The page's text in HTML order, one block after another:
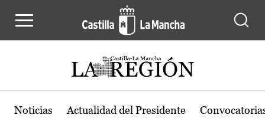
Noticias Actualidad del Presidente